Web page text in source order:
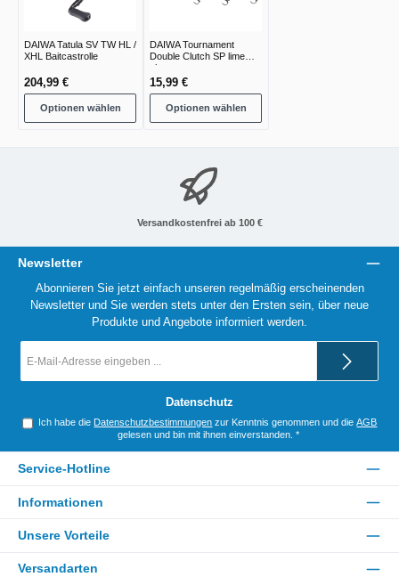
DAIWA Tatula SV TW HL /
XHL Baitcastrolle
204,99 €
Optionen wählen
DAIWA Tournament
Double Clutch SP lime
chart
15,99 €
Optionen wählen
Versandkostenfrei ab 100 €
Newsletter
Abonnieren Sie jetzt einfach unseren regelmäßig erscheinenden
Newsletter und Sie werden stets unter den Ersten sein, über neue
Produkte und Angebote informiert werden.
Mail-
Datenschutz
Ich habe die Datenschutzbestimmungen zur Kenntnis genommen und dieAGB
gelesen und bin mit ihnen einverstanden. *
Service-Hotline
Informationen
Unsere Vorteile
Versandarten